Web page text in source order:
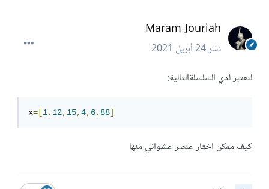
Maram Jouriah
نشر24 أبريل 2021
لنعتبر لدي السلسلةالتالية:
x=[1,12,15,4,6,88]
كيف ممكن اختار عنصر عشوائي منها